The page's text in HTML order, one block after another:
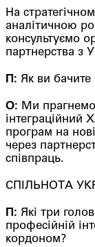
На
аналітичною
консультуємо
партнерства з
П: Як ви
О: Ми
програм на
через
співпраць.
СПІЛЬНОТА
П: Які три
професійній
кордоном?